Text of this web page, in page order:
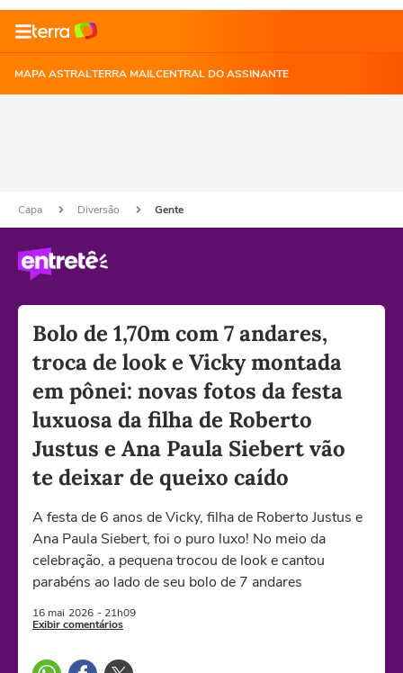
MAPA ASTRALTERRA MAILCENTRAL DO ASSINANTE
Capa Diversão Gente
Bolo de 1,70m com 7 andares,
troca de look e Vicky montada
em pônei: novas fotos da festa
luxuosa da filha de Roberto
Justus e Ana Paula Siebert vão
te deixar de queixo caído
A festa de 6 anos de Vicky, filha de Roberto Justus e
Ana Paula Siebert, foi o puro luxo! No meio da
celebração, a pequena trocou de look e cantou
parabéns ao lado de seu bolo de 7 andares
16 mai 2026 - 21h09
Exibir comentários